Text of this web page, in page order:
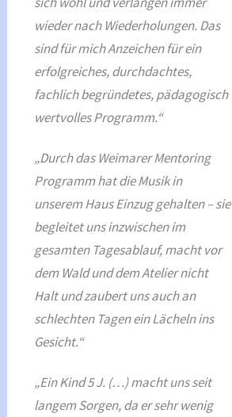
wieder nach Wiederholungen. Das
sind für mich Anzeichen für ein
erfolgreiches, durchdachtes,
fachlich begründetes, pädagogisch
wertvolles Programm.“
„Durch das Weimarer Mentoring
Programm hat die Musik in
unserem Haus Einzug gehalten – sie
begleitet uns inzwischen im
gesamten Tagesablauf, macht vor
dem Wald und dem Atelier nicht
Halt und zaubert uns auch an
schlechten Tagen ein Lächeln ins
Gesicht.“
„Ein Kind 5 J. (…) macht uns seit
langem Sorgen, da er sehr wenig